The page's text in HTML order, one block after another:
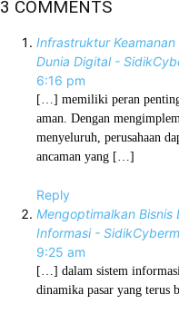
3 COMMENTS
Infrastruktur
Dunia Digital -
6:16 pm
[…] memiliki peran
aman. Dengan
menyeluruh, perusahaan
ancaman yang […]
Reply
Mengoptimalkan Bisnis
Informasi -
9:25 am
[…] dalam sistem
dinamika pasar yang terus